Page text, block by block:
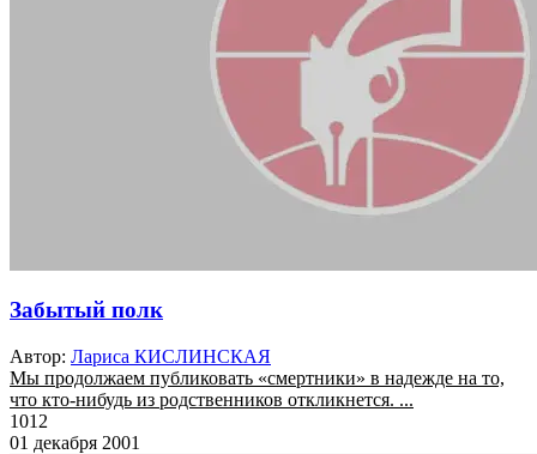
Забытый полк
Автор: Лариса КИСЛИНСКАЯ
Мы продолжаем публиковать «смертники» в надежде на то,
что кто-нибудь из родственников откликнется. ...
1012
01 декабря 2001